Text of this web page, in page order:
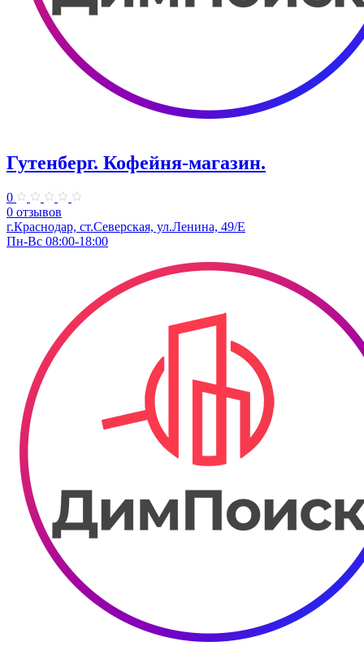
Гутенберг. Кофейня-магазин.
0
0 отзывов
г.Краснодар, ст.Северская, ул.Ленина, 49/Е
Пн-Вс 08:00-18:00